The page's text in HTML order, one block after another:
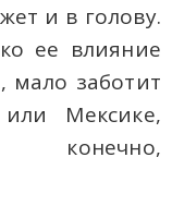
и в голову.
ее влияние
заботит
Мексике,
конечно,